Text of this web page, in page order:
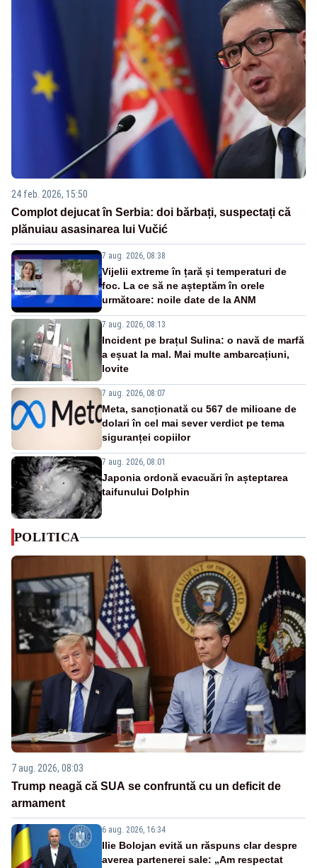
24 feb. 2026, 15:50
Complot dejucat în Serbia: doi bărbați, suspectați că
plănuiau asasinarea lui Vučić
7 aug. 2026, 08:38
Vijelii extreme în țară și temperaturi de
foc. La ce să ne așteptăm în orele
următoare: noile date de la ANM
7 aug. 2026, 08:13
Incident pe brațul Sulina: o navă de marfă
a eșuat la mal. Mai multe ambarcațiuni,
lovite
7 aug. 2026, 08:07
Meta, sancționată cu 567 de milioane de
dolari în cel mai sever verdict pe tema
siguranței copiilor
7 aug. 2026, 08:01
Japonia ordonă evacuări în așteptarea
taifunului Dolphin
POLITICA
7 aug. 2026, 08:03
Trump neagă că SUA se confruntă cu un deficit de
armament
6 aug. 2026, 16:34
Ilie Bolojan evită un răspuns clar despre
averea partenerei sale: „Am respectat